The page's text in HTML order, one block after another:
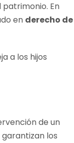
En
en derecho de
a los hijos
de un
los